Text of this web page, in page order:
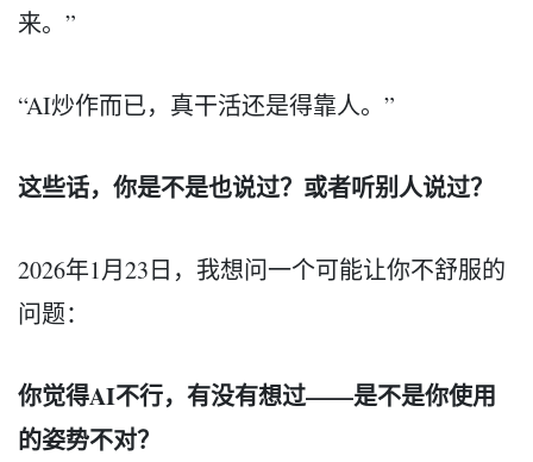
来。”
“AI炒作而已，真干活还是得靠人。”
这些话，你是不是也说过？或者听别人说过？
2026年1月23日，我想问一个可能让你不舒服的
问题：
你觉得AI不行，有没有想过——是不是你使用
的姿势不对？